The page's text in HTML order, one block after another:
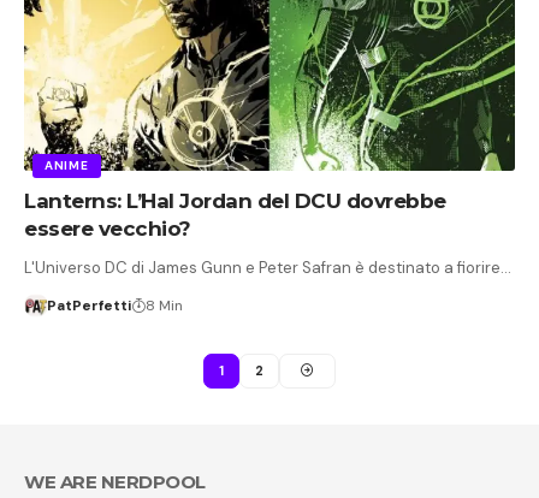
ANIME
Lanterns: L’Hal Jordan del DCU dovrebbe
essere vecchio?
L'Universo DC di James Gunn e Peter Safran è destinato a fiorire…
PatPerfetti 8 Min
1 2
WE ARE NERDPOOL